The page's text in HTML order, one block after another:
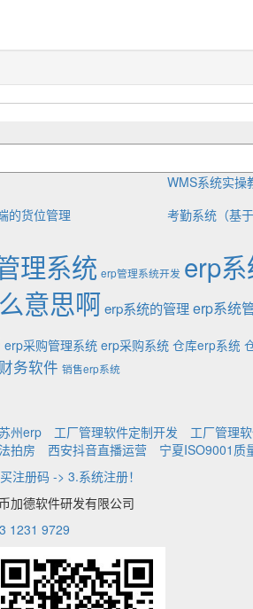
WMS系统实操
的货位管理 考勤系统（基
理系统 erp管理系统开发 erp
意思啊erp系统的管理erp系统
erp采购管理系统 erp采购系统 仓库erp系统
财务软件 销售erp系统
州erp 工厂管理软件定制开发 工厂管理
法拍房 西安抖音直播运营 宁夏ISO9001质
注册码 -> 3.系统注册！
加德软件研发有限公司
1231 9729